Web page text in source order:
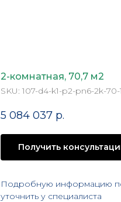
2-комнатная, 70,7 м2
SKU: 107-d4-k1-p2-pn6-2k-70-
5 084 037 р.
Получить
Подробную информацию
уточнить у специалиста